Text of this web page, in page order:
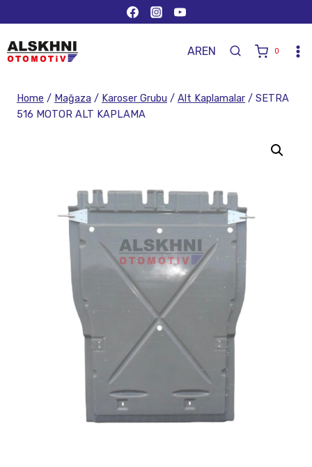
AREN 0
Home / Mağaza / Karoser Grubu / Alt Kaplamalar / SETRA
516 MOTOR ALT KAPLAMA